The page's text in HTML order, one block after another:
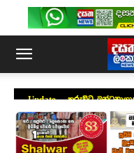
Update – කුරුවිට